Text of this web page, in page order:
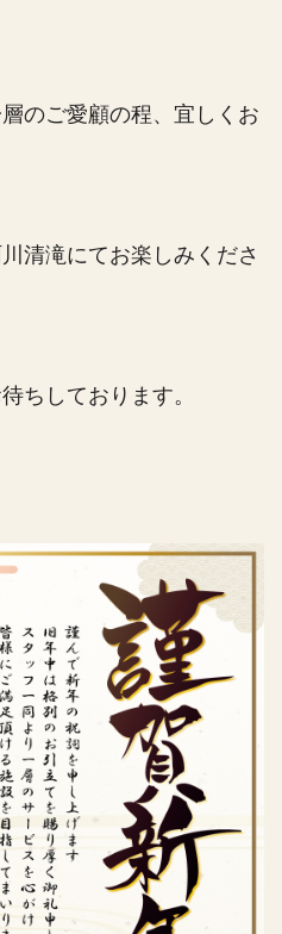
のご愛顧の程、宜しくお
清滝にてお楽しみくださ
ちしております。